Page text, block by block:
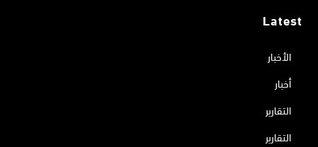
Latest
الأخبار
أخبار
التقارير
التقارير